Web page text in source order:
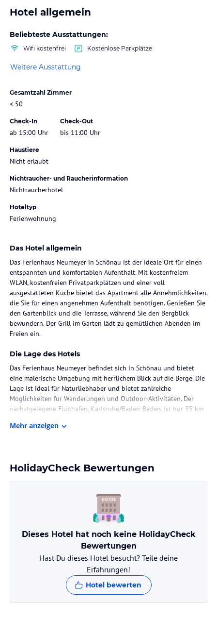
Hotel allgemein
Beliebteste Ausstattungen:
Wifi kostenfrei Kostenlose Parkplätze
Weitere Ausstattung
Gesamtzahl Zimmer
< 50
Check-In
ab 15:00 Uhr
Check-Out
bis 11:00 Uhr
Haustiere
Nicht erlaubt
Nichtraucher- und Raucherinformation
Nichtraucherhotel
Hoteltyp
Ferienwohnung
Das Hotel allgemein
Das Ferienhaus Neumeyer in Schönau ist der ideale Ort für einen
entspannten und komfortablen Aufenthalt. Mit kostenfreiem
WLAN, kostenfreien Privatparkplätzen und einer voll
ausgestatteten Küche bietet das Apartment alle Annehmlichkeiten,
die Sie für einen angenehmen Aufenthalt benötigen. Genießen Sie
den Gartenblick und die Terrasse, während Sie den Bergblick
bewundern. Der Grill im Garten lädt zu gemütlichen Abenden im
Freien ein.
Die Lage des Hotels
Das Ferienhaus Neumeyer befindet sich in Schönau und bietet
eine malerische Umgebung mit herrlichem Blick auf die Berge. Die
Lage ist ideal für Naturliebhaber und bietet zahlreiche
Möglichkeiten für Wanderungen und Outdoor-Aktivitäten. Der
nächstgelegene Flughafen, Karlsruhe/Baden-Baden, ist nur 55 km
gemütliche Terrasse, auf der Sie den Gartenblick und die frische
Luft genießen können. Im Inneren erwartet Sie ein komfortabler
Sitzbereich mit einem Flachbild-Sat-TV. Die voll ausgestattete
Küche bietet alles, was Sie für die Zubereitung Ihrer eigenen
Mahlzeiten benötigen, einschließlich Kühlschrank, Geschirrspüler,
Backofen, Kochfeld, Toaster, Kaffeemaschine und Wasserkocher. Das
private Badezimmer ist mit einer Dusche und einem Haartrockner
ausgestattet.
Gastronomie im Hotel
Das Ferienhaus Neumeyer bietet Ihnen die Flexibilität, Ihre
eigenen Mahlzeiten in der voll ausgestatteten Küche
zuzubereiten. Alternativ können Sie auch den Grill im Garten
nutzen und gemütliche Abende im Freien verbringen. In der
Mehr anzeigen
HolidayCheck Bewertungen
Dieses Hotel hat noch keine HolidayCheck
Bewertungen
Hast Du dieses Hotel besucht? Teile deine
Erfahrungen!
Hotel bewerten